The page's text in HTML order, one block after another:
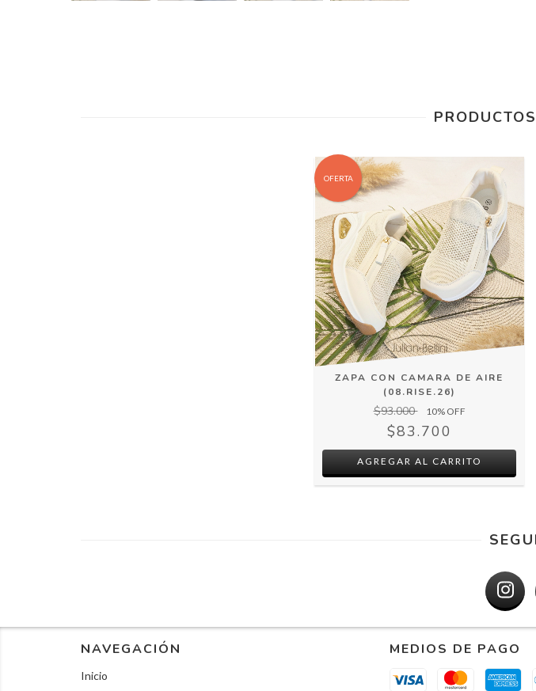
OFERTA
ZAPA CON CAMARA DE AIRE
(08.RISE.26)
$93.000 10% OFF
$83.700
AGREGAR AL CARRITO
NAVEGACIÓN
Inicio
MEDIOS DE PAGO